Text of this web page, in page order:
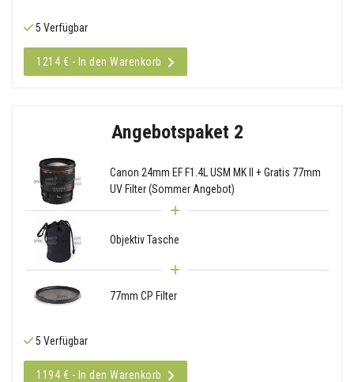
5 Verfügbar
1214 € - In den Warenkorb
Angebotspaket 2
Canon 24mm EF F1.4L USM MK II + Gratis 77mm
UV Filter (Sommer Angebot)
Objektiv Tasche
77mm CP Filter
5 Verfügbar
1194 € - In den Warenkorb